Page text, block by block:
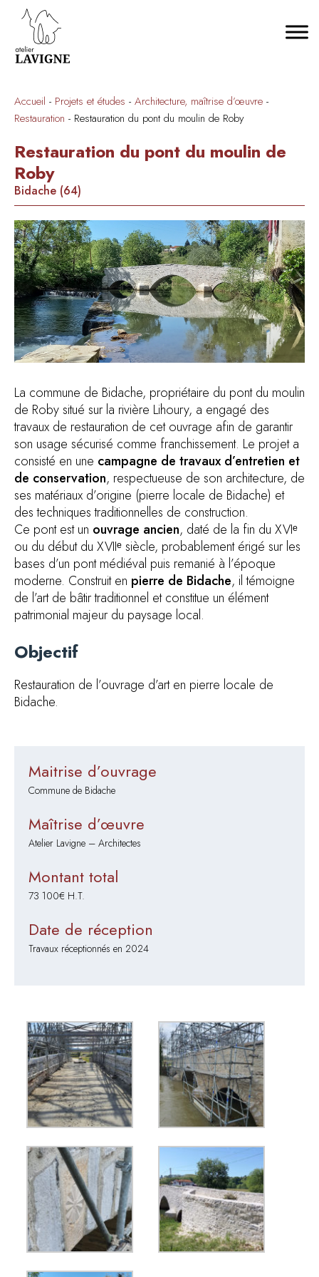
Accueil - Projets et études - Architecture, maîtrise d’œuvre -
Restauration - Restauration du pont du moulin de Roby
Restauration du pont du moulin de
Roby
Bidache (64)
La commune de Bidache, propriétaire du pont du moulin
de Roby situé sur la rivière Lihoury, a engagé des
travaux de restauration de cet ouvrage afin de garantir
son usage sécurisé comme franchissement. Le projet a
consisté en une campagne de travaux d’entretien et
de conservation, respectueuse de son architecture, de
ses matériaux d’origine (pierre locale de Bidache) et
des techniques traditionnelles de construction.
Ce pont est un ouvrage ancien, daté de la fin du XVIᵉ
ou du début du XVIIᵉ siècle, probablement érigé sur les
bases d’un pont médiéval puis remanié à l’époque
moderne. Construit en pierre de Bidache, il témoigne
de l’art de bâtir traditionnel et constitue un élément
patrimonial majeur du paysage local.
Objectif
Restauration de l’ouvrage d’art en pierre locale de
Bidache.
Maitrise d’ouvrage
Commune de Bidache
Maîtrise d’œuvre
Atelier Lavigne – Architectes
Montant total
73 100€ H.T.
Date de réception
Travaux réceptionnés en 2024